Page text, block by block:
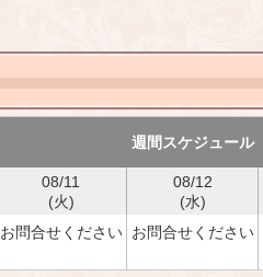
週間スケジュール
08/11
(火)
08/12
(水)
お問合せください お問合せください